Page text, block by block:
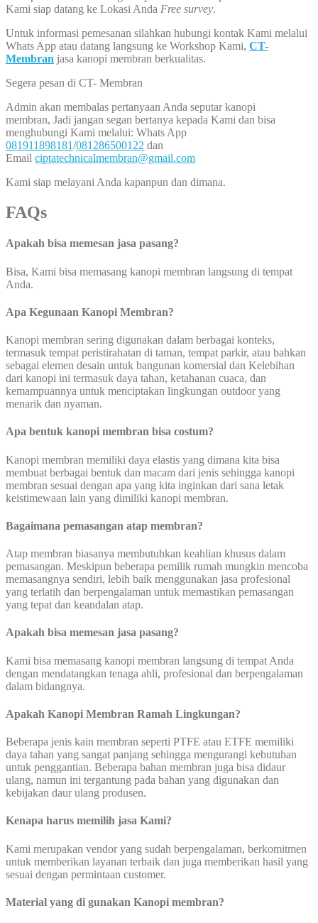
Kami siap datang ke Lokasi Anda Free survey.
Untuk informasi pemesanan silahkan hubungi kontak Kami melalui
Whats App atau datang langsung ke Workshop Kami, CT-
Membran jasa kanopi membran berkualitas.
Segera pesan di CT- Membran
Admin akan membalas pertanyaan Anda seputar kanopi
membran, Jadi jangan segan bertanya kepada Kami dan bisa
menghubungi Kami melalui: Whats App
081911898181/081286500122 dan
Email ciptatechnicalmembran@gmail.com
Kami siap melayani Anda kapanpun dan dimana.
FAQs
Apakah bisa memesan jasa pasang?
Bisa, Kami bisa memasang kanopi membran langsung di tempat
Anda.
Apa Kegunaan Kanopi Membran?
Kanopi membran sering digunakan dalam berbagai konteks,
termasuk tempat peristirahatan di taman, tempat parkir, atau bahkan
sebagai elemen desain untuk bangunan komersial dan Kelebihan
dari kanopi ini termasuk daya tahan, ketahanan cuaca, dan
kemampuannya untuk menciptakan lingkungan outdoor yang
menarik dan nyaman.
Apa bentuk kanopi membran bisa costum?
Kanopi membran memiliki daya elastis yang dimana kita bisa
membuat berbagai bentuk dan macam dari jenis sehingga kanopi
membran sesuai dengan apa yang kita inginkan dari sana letak
keistimewaan lain yang dimiliki kanopi membran.
Bagaimana pemasangan atap membran?
Atap membran biasanya membutuhkan keahlian khusus dalam
pemasangan. Meskipun beberapa pemilik rumah mungkin mencoba
memasangnya sendiri, lebih baik menggunakan jasa profesional
yang terlatih dan berpengalaman untuk memastikan pemasangan
yang tepat dan keandalan atap.
Apakah bisa memesan jasa pasang?
Kami bisa memasang kanopi membran langsung di tempat Anda
dengan mendatangkan tenaga ahli, profesional dan berpengalaman
dalam bidangnya.
Apakah Kanopi Membran Ramah Lingkungan?
Beberapa jenis kain membran seperti PTFE atau ETFE memiliki
daya tahan yang sangat panjang sehingga mengurangi kebutuhan
untuk penggantian. Beberapa bahan membran juga bisa didaur
ulang, namun ini tergantung pada bahan yang digunakan dan
kebijakan daur ulang produsen.
Kenapa harus memilih jasa Kami?
Kami merupakan vendor yang sudah berpengalaman, berkomitmen
untuk memberikan layanan terbaik dan juga memberikan hasil yang
sesuai dengan permintaan customer.
Material yang di gunakan Kanopi membran?